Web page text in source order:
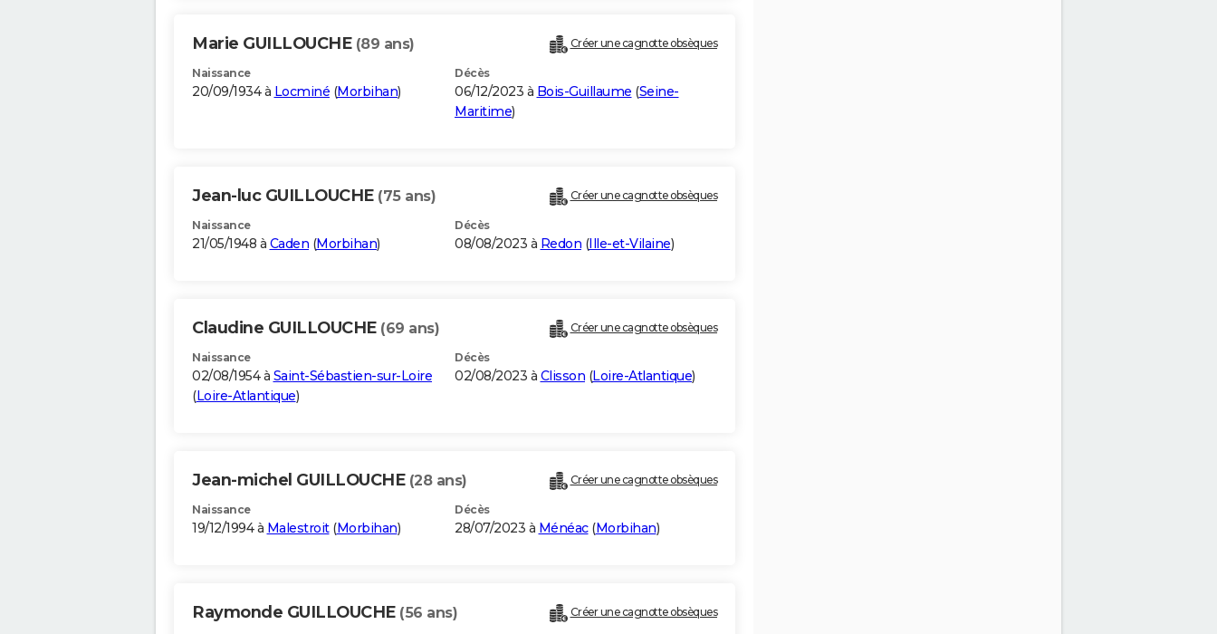
Marie GUILLOUCHE (89 ans) Créer une cagnotte obsèques
Naissance
20/09/1934 à Locminé (Morbihan)
Décès
06/12/2023 à Bois-Guillaume (Seine-
Maritime)
Jean-luc GUILLOUCHE (75 ans) Créer une cagnotte obsèques
Naissance
21/05/1948 à Caden (Morbihan)
Décès
08/08/2023 à Redon (Ille-et-Vilaine)
Claudine GUILLOUCHE (69 ans) Créer une cagnotte obsèques
Naissance
02/08/1954 à Saint-Sébastien-sur-Loire
(Loire-Atlantique)
Décès
02/08/2023 à Clisson (Loire-Atlantique)
Jean-michel GUILLOUCHE (28 ans) Créer une cagnotte obsèques
Naissance
19/12/1994 à Malestroit(Morbihan)
Décès
28/07/2023 à Ménéac(Morbihan)
Raymonde GUILLOUCHE (56 ans) Créer une cagnotte obsèques